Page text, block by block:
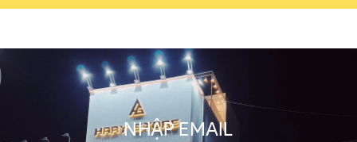
NHẬP EMAIL